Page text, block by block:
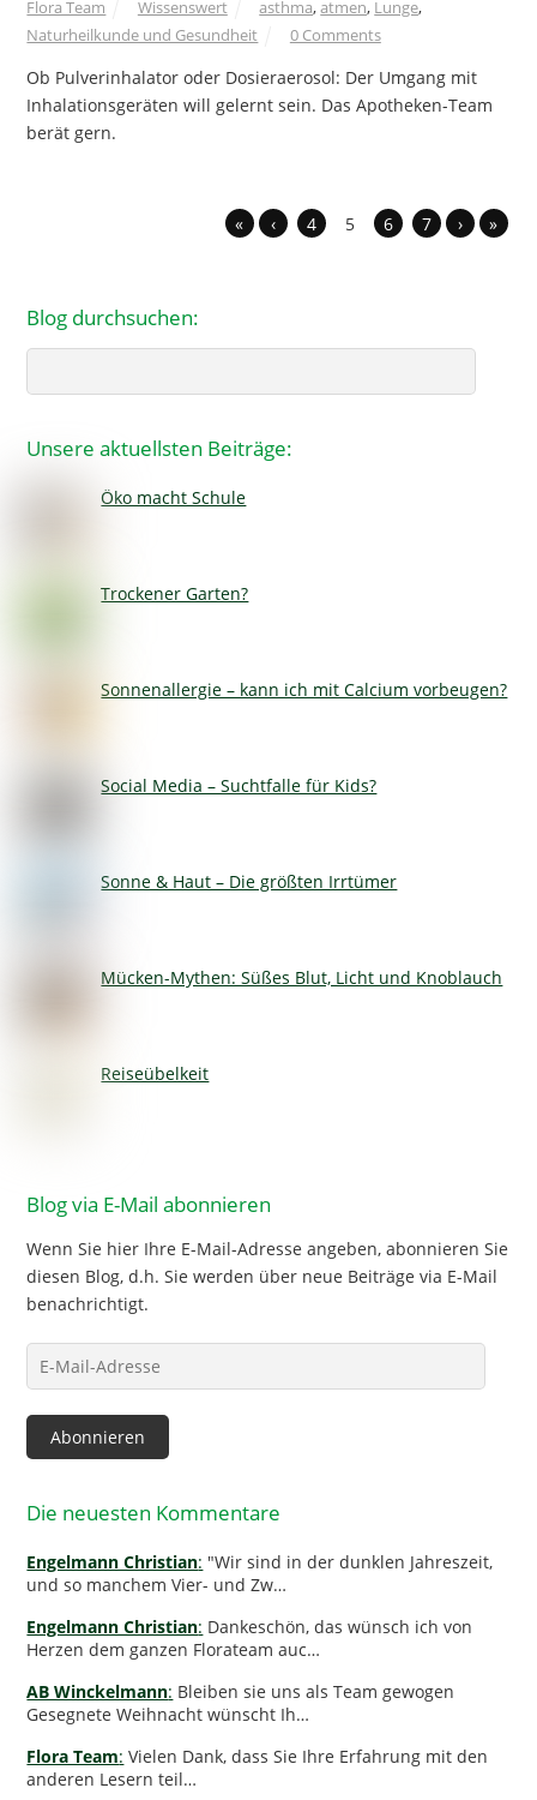
Flora Team Wissenswert asthma,atmen, Lunge,
Naturheilkunde und Gesundheit
0 Comments
Ob Pulverinhalator oder Dosieraerosol: Der Umgang mit
Inhalationsgeräten will gelernt sein. Das Apotheken-Team
berät gern.
« ‹ 4 5 6 7 › »
Blog durchsuchen:
Unsere aktuellsten Beiträge:
Öko macht Schule
Trockener Garten?
Sonnenallergie – kann ich mit Calcium vorbeugen?
Social Media – Suchtfalle für Kids?
Sonne & Haut – Die größten Irrtümer
Mücken-Mythen: Süßes Blut, Licht und Knoblauch
Reiseübelkeit
Blog via E-Mail abonnieren
Wenn Sie hier Ihre E-Mail-Adresse angeben, abonnieren Sie
diesen Blog, d.h. Sie werden über neue Beiträge via E-Mail
benachrichtigt.
E-
Mail-
Adresse
Abonnieren
Die neuesten Kommentare
Engelmann Christian: "Wir sind in der dunklen Jahreszeit,
und so manchem Vier- und Zw…
Engelmann Christian: Dankeschön, das wünsch ich von
Herzen dem ganzen Florateam auc…
AB Winckelmann: Bleiben sie uns als Team gewogen
Gesegnete Weihnacht wünscht Ih…
Flora Team: Vielen Dank, dass Sie Ihre Erfahrung mit den
anderen Lesern teil…